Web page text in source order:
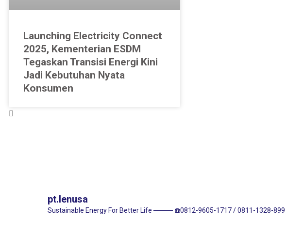
Launching Electricity Connect
2025, Kementerian ESDM
Tegaskan Transisi Energi Kini
Jadi Kebutuhan Nyata
Konsumen
pt.lenusa
Sustainable Energy For Better Life ──── ☎️0812-9605-1717 / 0811-1328-899